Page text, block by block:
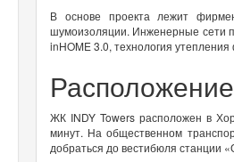
В основе проекта лежит
шумоизоляции. Инженерные сети
inHOME 3.0, технология
ЖК INDY Towers расположен в
минут. На общественном
добраться до вестибюля станции